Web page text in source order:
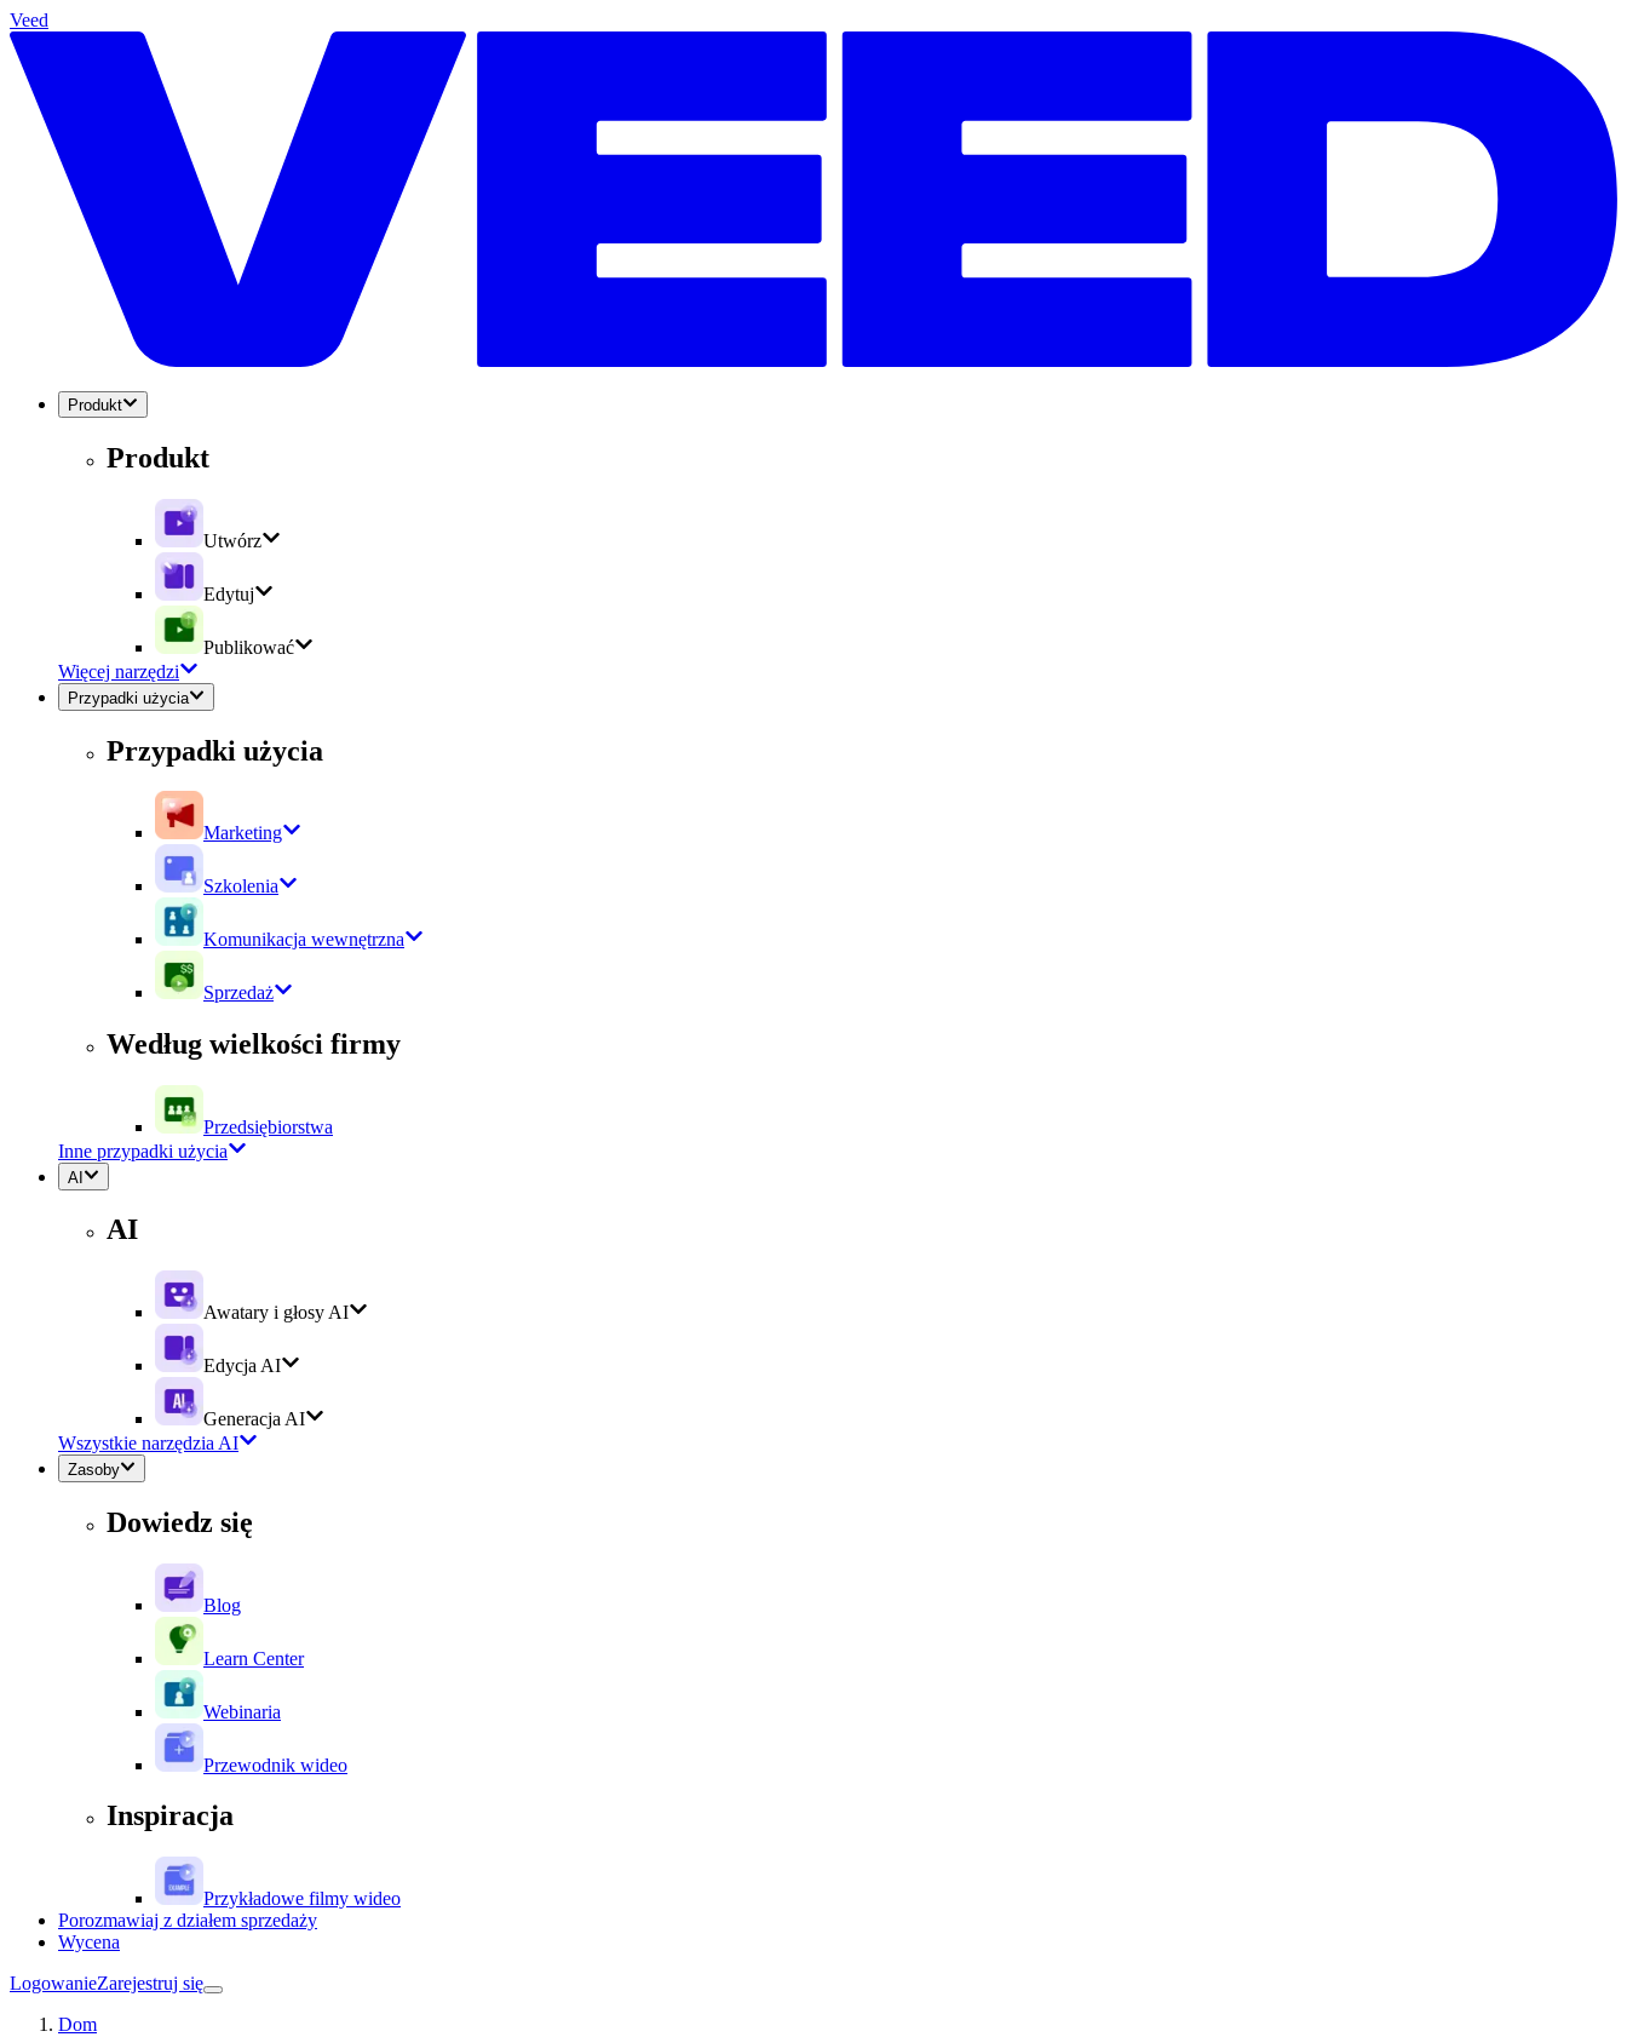
Veed
Produkt
Produkt
Utwórz
Edytuj
Publikować
Więcej narzędzi
Przypadki użycia
Przypadki użycia
Marketing
Szkolenia
Komunikacja wewnętrzna
Sprzedaż
Według wielkości firmy
Przedsiębiorstwa
Inne przypadki użycia
AI
AI
Awatary i głosy AI
Edycja AI
Generacja AI
Wszystkie narzędzia AI
Zasoby
Dowiedz się
Blog
Learn Center
Webinaria
Przewodnik wideo
Inspiracja
Przykładowe filmy wideo
Porozmawiaj z działem sprzedaży
Wycena
LogowanieZarejestruj się
Dom